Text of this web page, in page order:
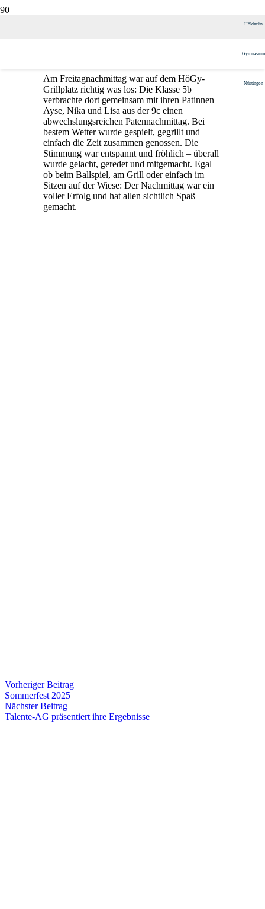
Hölderlin
Gymnasium
Nürtingen
Am Freitagnachmittag war auf dem HöGy-
Grillplatz richtig was los: Die Klasse 5b
verbrachte dort gemeinsam mit ihren Patinnen
Ayse, Nika und Lisa aus der 9c einen
abwechslungsreichen Patennachmittag. Bei
bestem Wetter wurde gespielt, gegrillt und
einfach die Zeit zusammen genossen. Die
Stimmung war entspannt und fröhlich – überall
wurde gelacht, geredet und mitgemacht. Egal
ob beim Ballspiel, am Grill oder einfach im
Sitzen auf der Wiese: Der Nachmittag war ein
voller Erfolg und hat allen sichtlich Spaß
gemacht.
Vorheriger Beitrag
Sommerfest 2025
Nächster Beitrag
Talente-AG präsentiert ihre Ergebnisse